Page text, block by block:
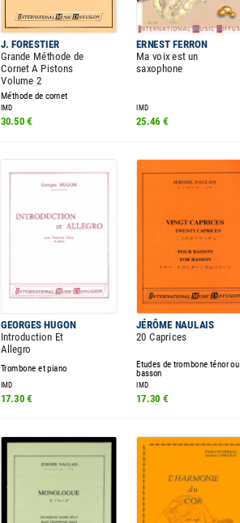
J. FORESTIER ERNEST FERRON
Grande Méthode de
Cornet A Pistons
Volume 2
Ma voix est un
saxophone
Méthode de cornet
IMD IMD
30.50 € 25.46 €
GEORGES HUGON JÉRÔME NAULAIS
Introduction Et
Allegro
20 Caprices
Trombone et piano
Etudes de trombone ténor ou
basson
IMD IMD
17.30 € 17.30 €